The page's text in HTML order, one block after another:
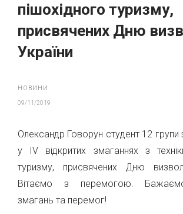
пішохідного туризму,
присвячених Дню
України
НОВИНИ
09/11/2019
Олександр Говорун студент 12 групи
у ІV відкритих змаганнях з
туризму, присвячених Дню
Вітаємо з перемогою.
змагань та перемог!